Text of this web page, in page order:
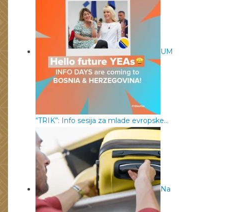
UM
“TRIK”: Info sesija za mlade evropske…
Na